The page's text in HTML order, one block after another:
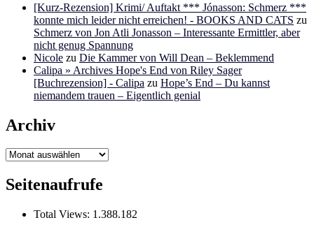
[Kurz-Rezension] Krimi/ Auftakt *** Jónasson: Schmerz ***
konnte mich leider nicht erreichen! - BOOKS AND CATS zu
Schmerz von Jon Atli Jonasson – Interessante Ermittler, aber
nicht genug Spannung
Nicole zu Die Kammer von Will Dean – Beklemmend
Calipa » Archives Hope's End von Riley Sager
[Buchrezension] - Calipa zu Hope’s End – Du kannst
niemandem trauen – Eigentlich genial
Archiv
Archiv
Seitenaufrufe
Total Views: 1.388.182